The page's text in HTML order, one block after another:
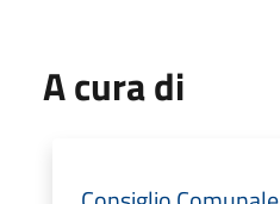
A cura di